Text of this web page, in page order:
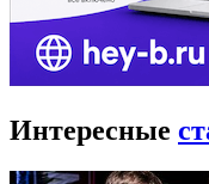
Интересные